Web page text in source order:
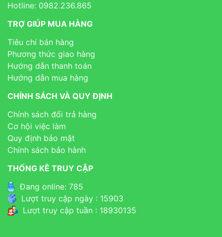
Hotline: 0982.236.865
TRỢ GIÚP MUA HÀNG
Tiêu chí bán hàng
Phương thức giao hàng
Hướng dẫn thanh toán
Hướng dẫn mua hàng
CHÍNH SÁCH VÀ QUY ĐỊNH
Chính sách đổi trả hàng
Cơ hội việc làm
Quy định bảo mật
Chính sách bảo hành
THỐNG KÊ TRUY CẬP
Đang online: 785
Lượt truy cập ngày : 15903
Lượt truy cập tuần : 18930135